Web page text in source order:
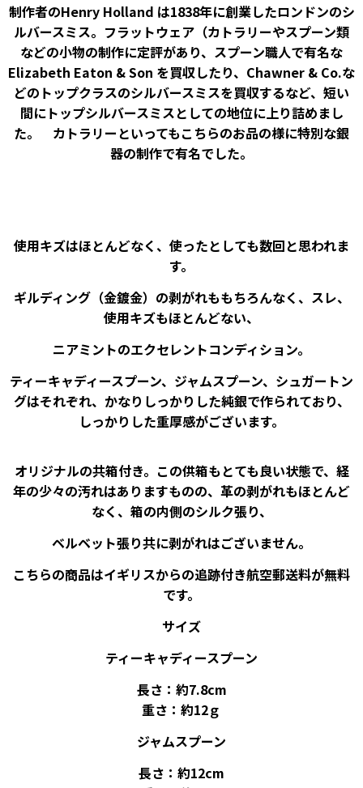
制作者のHenry Holland は1838年に創業したロンドンのシ
ルバースミス。フラットウェア（カトラリーやスプーン類
などの小物の制作に定評があり、スプーン職人で有名な
Elizabeth Eaton & Son を買収したり、Chawner & Co.な
どのトップクラスのシルバースミスを買収するなど、短い
間にトップシルバースミスとしての地位に上り詰めまし
た。 カトラリーといってもこちらのお品の様に特別な銀
器の制作で有名でした。
使用キズはほとんどなく、使ったとしても数回と思われま
す。
ギルディング（金鍍金）の剥がれももちろんなく、スレ、
使用キズもほとんどない、
ニアミントのエクセレントコンディション。
ティーキャディースプーン、ジャムスプーン、シュガートン
グはそれぞれ、 かなりしっかりした純銀で作られており、
しっかりした重厚感がございます。
オリジナルの共箱付き。この供箱もとても良い状態で、経
年の少々の汚れはありますものの、革の剥がれもほとんど
なく、箱の内側のシルク張り、
ベルベット張り共に剥がれはございません。
こちらの商品はイギリスからの追跡付き航空郵送料が無料
です。
サイズ
ティーキャディースプーン
長さ：約7.8cm
重さ：約12ｇ
ジャムスプーン
長さ：約12cm